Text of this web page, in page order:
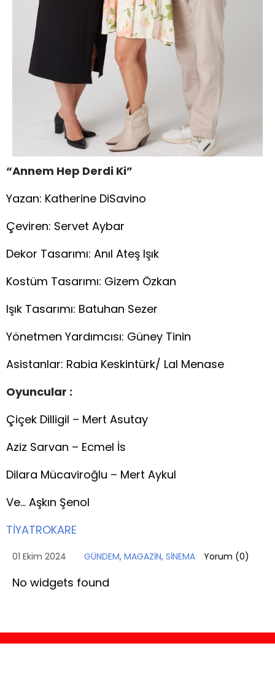
“Annem Hep Derdi Ki”
Yazan: Katherine DiSavino
Çeviren: Servet Aybar
Dekor Tasarımı: Anıl Ateş Işık
Kostüm Tasarımı: Gizem Özkan
Işık Tasarımı: Batuhan Sezer
Yönetmen Yardımcısı: Güney Tinin
Asistanlar: Rabia Keskintürk/ Lal Menase
Oyuncular :
Çiçek Dilligil – Mert Asutay
Aziz Sarvan – Ecmel İs
Dilara Mücaviroğlu – Mert Aykul
Ve… Aşkın Şenol
TİYATROKARE
01 Ekim 2024 GÜNDEM, MAGAZİN, SİNEMA Yorum (0)
No widgets found